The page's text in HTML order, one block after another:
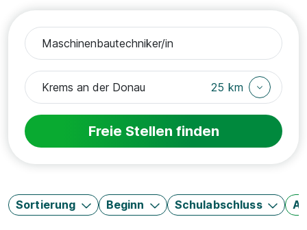
25 km
Freie Stellen finden
Sortierung Beginn Schulabschluss